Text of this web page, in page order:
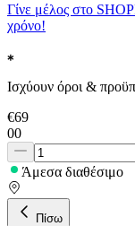
Γίνε μέλος στο
χρόνο!
Ισχύουν όροι &
€69
00
Άμεσα διαθέσιμο
Πίσω